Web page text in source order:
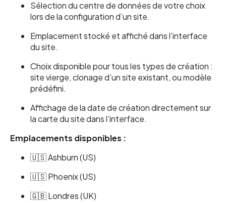
Sélection du centre de données de votre choix
lors de la configuration d’un site.
Emplacement stocké et affiché dans l’interface
du site.
Choix disponible pour tous les types de création :
site vierge, clonage d’un site existant, ou modèle
prédéfini.
Affichage de la date de création directement sur
la carte du site dans l’interface.
Emplacements disponibles :
🇺🇸 Ashburn (US)
🇺🇸 Phoenix (US)
🇬🇧 Londres (UK)